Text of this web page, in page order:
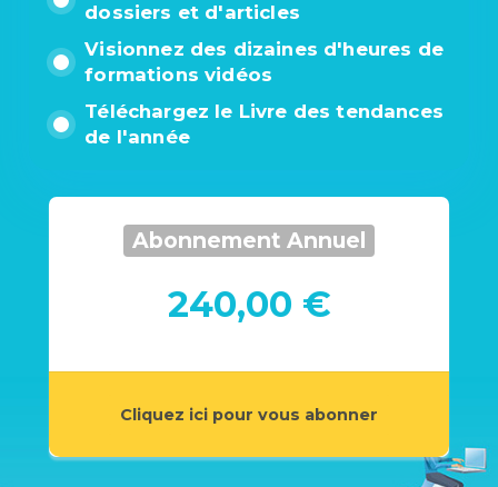
dossiers et d'articles
Visionnez des dizaines d'heures de
formations vidéos
Téléchargez le Livre des tendances
de l'année
Abonnement Annuel
240,00 €
Cliquez ici pour vous abonner